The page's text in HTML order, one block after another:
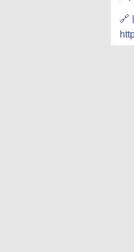
🔗